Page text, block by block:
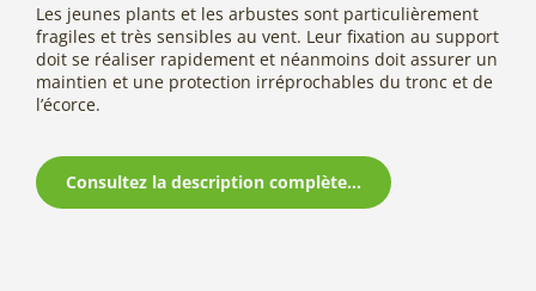
Les jeunes plants et les arbustes sont particulièrement
fragiles et très sensibles au vent. Leur fixation au support
doit se réaliser rapidement et néanmoins doit assurer un
maintien et une protection irréprochables du tronc et de
l’écorce.
Consultez la description complète...